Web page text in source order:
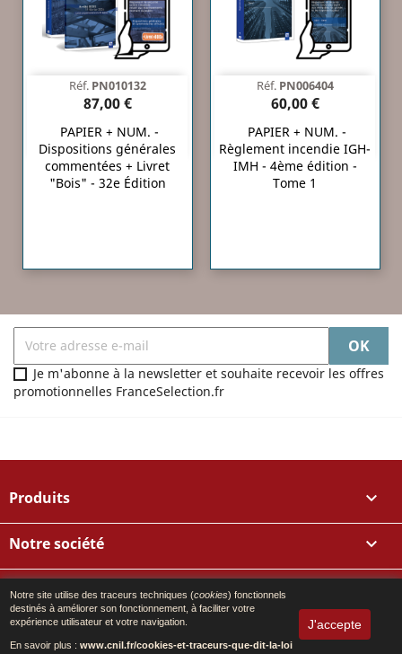
Réf. PN010132
87,00 €
PAPIER + NUM. -
Dispositions générales
commentées + Livret
"Bois" - 32e Édition
Réf. PN006404
60,00 €
PAPIER + NUM. -
Règlement incendie IGH-
IMH - 4ème édition -
Tome 1
Je m'abonne à la newsletter et souhaite recevoir les offres
promotionnelles FranceSelection.fr
Produits 
Notre société 
Votre compte
Notre site utilise des traceurs techniques (cookies) fonctionnels
destinés à améliorer son fonctionnement, à faciliter votre
expérience utilisateur et votre navigation.
En savoir plus : www.cnil.fr/cookies-et-traceurs-que-dit-la-loi
J'accepte